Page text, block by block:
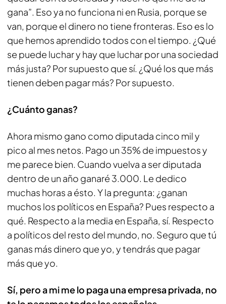
gana”. Eso ya no funciona ni en Rusia, porque se
van, porque el dinero no tiene fronteras. Eso es lo
que hemos aprendido todos con el tiempo. ¿Qué
se puede luchar y hay que luchar por una sociedad
más justa? Por supuesto que sí. ¿Qué los que más
tienen deben pagar más? Por supuesto.
¿Cuánto ganas?
Ahora mismo gano como diputada cinco mil y
pico al mes netos. Pago un 35% de impuestos y
me parece bien. Cuando vuelva a ser diputada
dentro de un año ganaré 3.000. Le dedico
muchas horas a ésto. Y la pregunta: ¿ganan
muchos los políticos en España? Pues respecto a
qué. Respecto a la media en España, sí. Respecto
a políticos del resto del mundo, no. Seguro que tú
ganas más dinero que yo, y tendrás que pagar
más que yo.
Sí, pero a mi me lo paga una empresa privada, no